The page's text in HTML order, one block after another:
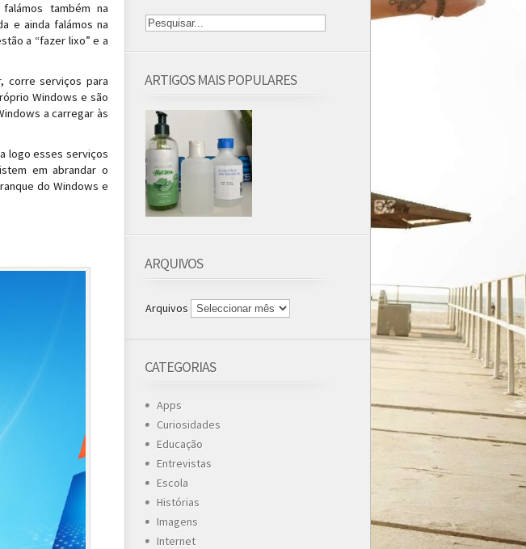
também na
e ainda falámos na
a “fazer lixo” e a
corre serviços para
Windows e são
a carregar às
logo esses serviços
em abrandar o
do Windows e
ARTIGOS MAIS POPULARES
ARQUIVOS
Arquivos
CATEGORIAS
Apps
Curiosidades
Educação
Entrevistas
Escola
Histórias
Imagens
Internet